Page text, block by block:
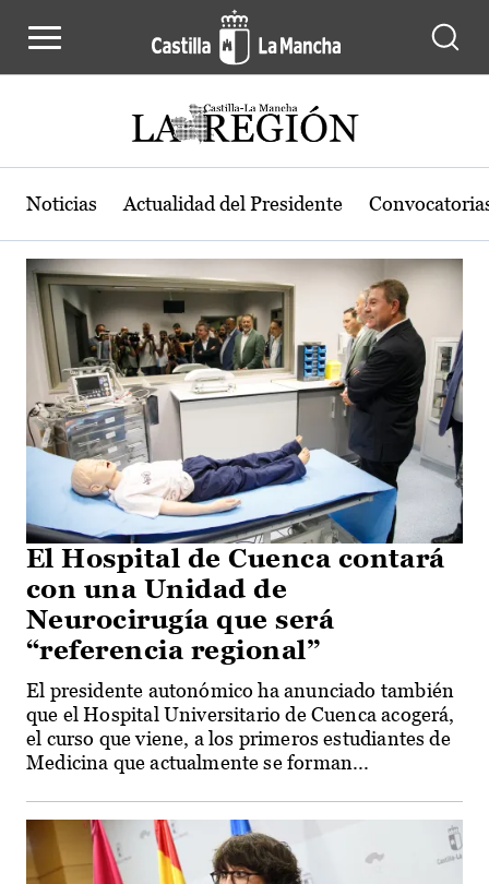
Actualidad de la región de Castilla-
Noticias Actualidad del Presidente
El Hospital de Cuenca contará
con una Unidad de
Neurocirugía que será
“referencia regional”
El presidente autonómico ha anunciado también
que el Hospital Universitario de Cuenca acogerá,
el curso que viene, a los primeros estudiantes de
Medicina que actualmente se forman...